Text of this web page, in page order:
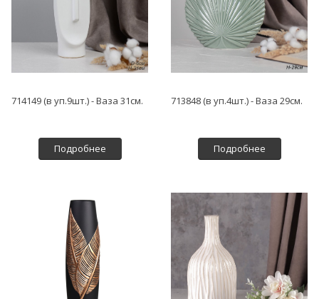
714149 (в уп.9шт.) - Ваза 31см.
Подробнее
713848 (в уп.4шт.) - Ваза 29см.
Подробнее